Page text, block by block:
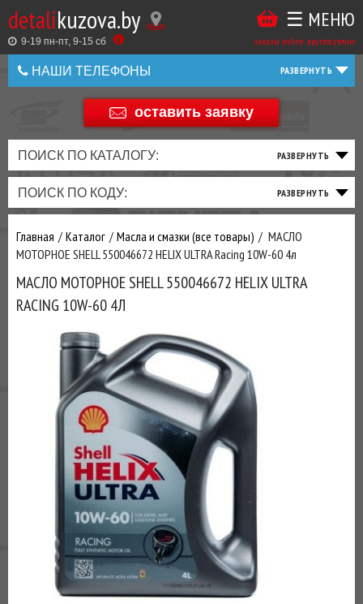
detalikuzova.by
9-19 пн-пт, 9-15 cб заказы online: круглосуточно
☰ МЕНЮ
НАШИ ТЕЛЕФОНЫ
+375 44 586 05 44
оставить заявку
ПОИСК ПО КАТАЛОГУ:
ПОИСК ПО КОДУ:
Главная Каталог Масла и смазки (все товары)
МАСЛО
МОТОРНОЕ SHELL 550046672 HELIX ULTRA Racing 10W-60 4л
МАСЛО МОТОРНОЕ SHELL 550046672 HELIX ULTRA
RACING 10W-60 4Л
Оставить
Оценить
товар
Купить
в
1
Беларусь
+375
+375
ТАКЖЕ
ВЫ
МОЖЕТЕ
У
ЗАКАЗАТЬ
ТО
ФИЛЬТРА
ТОРМОЗНАЯ
СИСТЕМА
ПОДВЕСКА
РУЛЕВОЕ
ТРАНСМИССИЯ
ПРИВОД
ДВИГАТЕЛЬ
ВЫХЛОП
ЭЛЕКТРИКА
ОСВЕЩЕНИЕ
ДОБАВИВ
МАСЛАИ ДРУГИЕ
ЗАПЧАСТИ К
МЕНЕДЖЕРА